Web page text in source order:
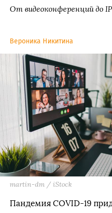
От видеоконференций до
Вероника Никитина
martin-dm / iStock
Пандемия COVID-19